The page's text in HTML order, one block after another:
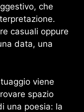
che
casuali oppure
data, una
viene
spazio
una poesia: la